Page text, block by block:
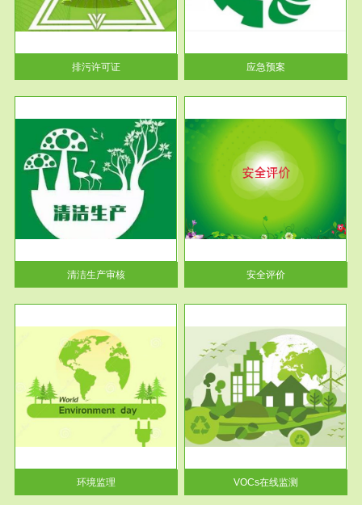
排污许可证
根据《中华人民共和国环境保护
法》第十九条 企业事业单位应
当按照...
应急预案
清洁生产审核
服务范围
安全评价
安全评价安全评价目的是查找、
分析和预测工程、系统、生产经
营活...
安全评价
环境监理
服务范围
VOCs在线监测
根据《重点区域大气污染防
治“十二五”规划》有机废气净化
率达...
VOCs在线监测